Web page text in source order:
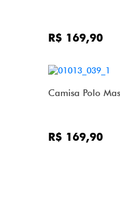
R$ 169,90
Camisa Polo
R$ 169,90